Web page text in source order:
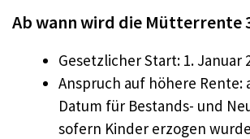
Ab wann wird die Mütterrente
Gesetzlicher Start: 1. Januar
Anspruch auf höhere Rente:
Datum für Bestands- und
sofern Kinder erzogen